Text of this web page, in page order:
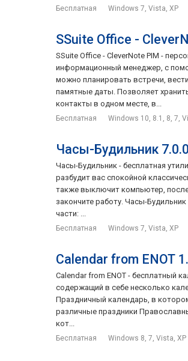
Бесплатная Windows 7, Vista, XP
SSuite Office -
SSuite Office - CleverNote PIM -
информационный менеджер, с
можно планировать встречи,
памятные даты. Позволяет
контакты в одном месте, в...
Бесплатная Windows 10, 8.1, 8, 7,
Часы-Будильник
Часы-Будильник - бесплатная
разбудит вас спокойной
также выключит компьютер,
закончите работу. Часы-
части: ...
Бесплатная Windows 7, Vista, XP
Calendar from ENOT
Calendar from ENOT - бесплатный
содержащий в себе несколько
Праздничный календарь, в
различные праздники
кот...
Бесплатная Windows 8, 7, Vista, XP